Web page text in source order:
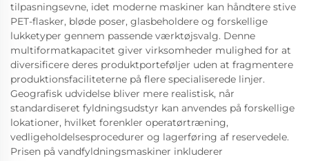
tilpasningsevne, idet moderne maskiner kan håndtere stive
PET-flasker, bløde poser, glasbeholdere og forskellige
lukketyper gennem passende værktøjsvalg. Denne
multiformatkapacitet giver virksomheder mulighed for at
diversificere deres produktporteføljer uden at fragmentere
produktionsfaciliteterne på flere specialiserede linjer.
Geografisk udvidelse bliver mere realistisk, når
standardiseret fyldningsudstyr kan anvendes på forskellige
lokationer, hvilket forenkler operatørtræning,
vedligeholdelsesprocedurer og lagerføring af reservedele.
Prisen på vandfyldningsmaskiner inkluderer